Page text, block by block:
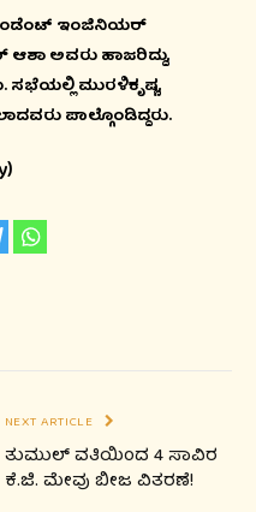
ಇಂಜಿನಿಯರ್
ಆಶಾ ಅವರು ಹಾಜರಿದ್ದು,
ಸಭೆಯಲ್ಲಿ ಮುರಳಿಕೃಷ್ಣ,
ಪಾಲ್ಗೊಂಡಿದ್ದರು.
NEXT ARTICLE
ತುಮುಲ್ ವತಿಯಿಂದ 4 ಸಾವಿರ
ಕೆ.ಜಿ. ಮೇವು ಬೀಜ ವಿತರಣೆ!